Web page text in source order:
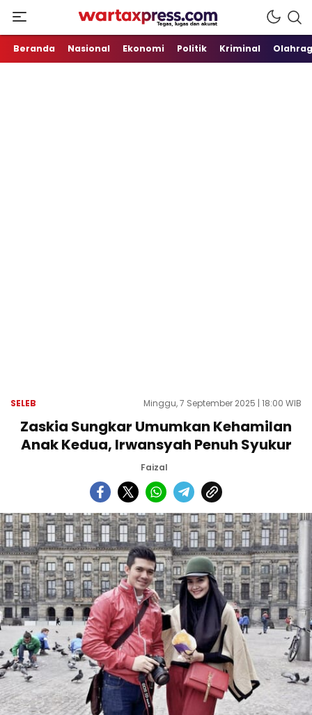
WartaXpress
Tegas, Lugas dan Akurat
Beranda Nasional Ekonomi Politik Kriminal
SELEB Minggu, 7 September 2025 | 18:00 WIB
Zaskia Sungkar Umumkan Kehamilan
Anak Kedua, Irwansyah Penuh Syukur
Faizal